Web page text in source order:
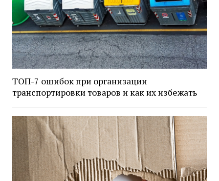
ТОП-7 ошибок при организации
транспортировки товаров и как их избежать